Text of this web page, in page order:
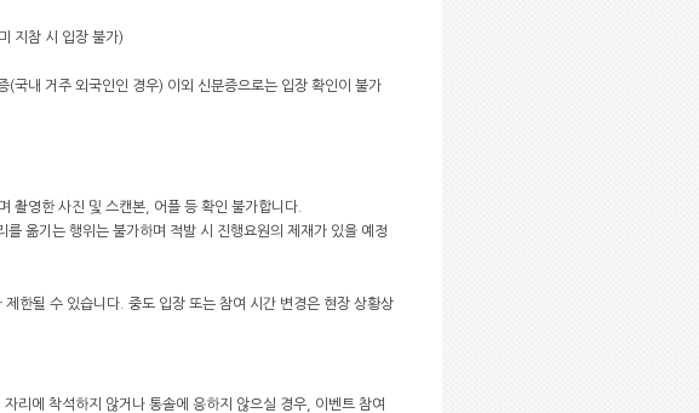
지참 시 입장 불가)
내 거주 외국인인 경우) 이외 신분증으로는 입장 확인이 불가
촬영한 사진 및 스캔본, 어플 등 확인 불가합니다.
옮기는 행위는 불가하며 적발 시 진행요원의 제재가 있을 예정
한될 수 있습니다. 중도 입장 또는 참여 시간 변경은 현장 상황상
리에 착석하지 않거나 통솔에 응하지 않으실 경우, 이벤트 참여